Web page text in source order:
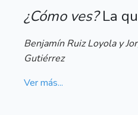
¿Cómo ves?La
Benjamín Ruiz Loyola y
Gutiérrez
Ver más...